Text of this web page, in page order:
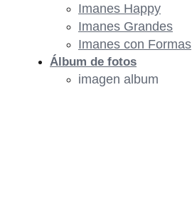
Imanes Happy
Imanes Grandes
Imanes con Formas
Álbum de fotos
imagen album